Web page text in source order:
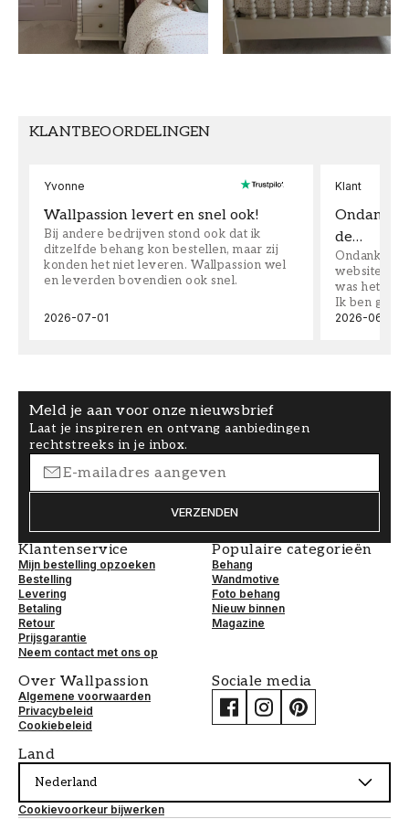
BEHANGTYPE
Vinyl/Vlies
PATROONUITLIJNING
Recht
KLANTBEOORDELINGEN
Yvonne
Wallpassion levert en snel ook!
Bij andere bedrijven stond ook dat ik
ditzelfde behang kon bestellen, maar zij
konden het niet leveren. Wallpassion wel
en leverden bovendien ook snel.
2026-07-01
Klant
Ondanks
de…
Ondanks
website
was het
Ik ben
2026-06-08
Meld je aan voor onze nieuwsbrief
Laat je inspireren en ontvang aanbiedingen
rechtstreeks in je inbox.
VERZENDEN
Klantenservice
Mijn bestelling opzoeken
Bestelling
Levering
Betaling
Retour
Prijsgarantie
Neem contact met ons op
Populaire categorieën
Behang
Wandmotive
Foto behang
Nieuw binnen
Magazine
Over Wallpassion
Algemene voorwaarden
Privacybeleid
Cookiebeleid
Sociale media
Land
Nederland
Cookievoorkeur bijwerken